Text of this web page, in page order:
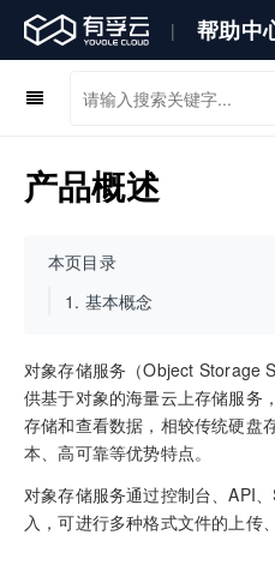
| 帮助中
产品概述
对象存储服务（Object Storage
供基于对象的海量云上存储服务
存储和查看数据，相较传统硬盘
本、高可靠等优势特点。
对象存储服务通过控制台、API
入，可进行多种格式文件的上传
本页目录
1. 基本概念